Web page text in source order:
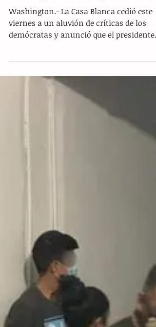
Biden se retracta; elevará la cuota
de refugiados en mayo
Washington.- La Casa Blanca cedió este
demócratas y anunció que el presidente
estadounidense, Joe...